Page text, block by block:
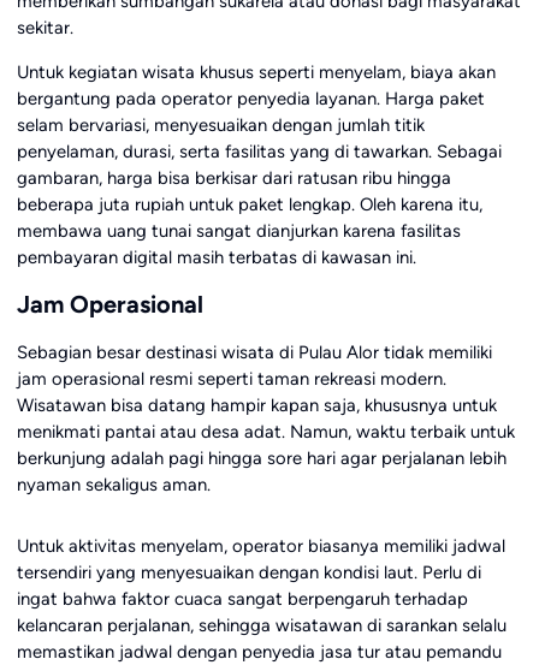
sekitar.
Untuk kegiatan wisata khusus seperti menyelam, biaya akan
bergantung pada operator penyedia layanan. Harga paket
selam bervariasi, menyesuaikan dengan jumlah titik
penyelaman, durasi, serta fasilitas yang di tawarkan. Sebagai
gambaran, harga bisa berkisar dari ratusan ribu hingga
beberapa juta rupiah untuk paket lengkap. Oleh karena itu,
membawa uang tunai sangat dianjurkan karena fasilitas
pembayaran digital masih terbatas di kawasan ini.
Jam Operasional
Sebagian besar destinasi wisata di Pulau Alor tidak memiliki
jam operasional resmi seperti taman rekreasi modern.
Wisatawan bisa datang hampir kapan saja, khususnya untuk
menikmati pantai atau desa adat. Namun, waktu terbaik untuk
berkunjung adalah pagi hingga sore hari agar perjalanan lebih
nyaman sekaligus aman.
Untuk aktivitas menyelam, operator biasanya memiliki jadwal
tersendiri yang menyesuaikan dengan kondisi laut. Perlu di
ingat bahwa faktor cuaca sangat berpengaruh terhadap
kelancaran perjalanan, sehingga wisatawan di sarankan selalu
memastikan jadwal dengan penyedia jasa tur atau pemandu